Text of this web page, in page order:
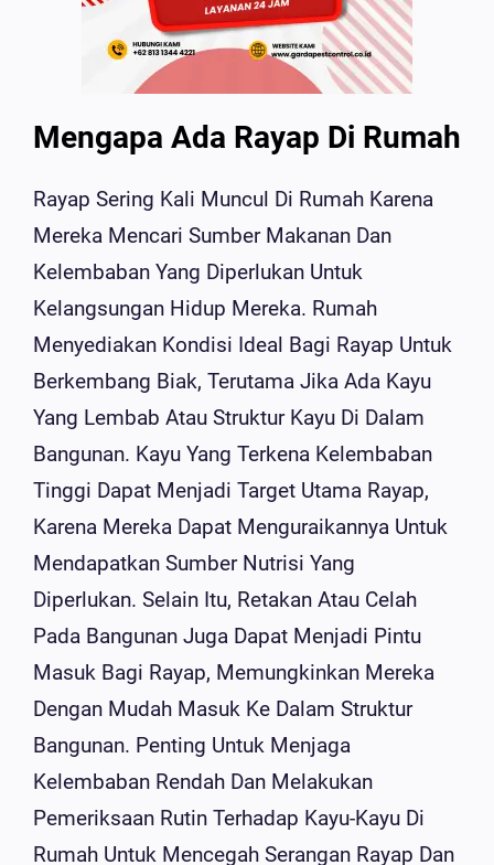
Mengapa Ada Rayap Di Rumah
Rayap Sering Kali Muncul Di Rumah Karena
Mereka Mencari Sumber Makanan Dan
Kelembaban Yang Diperlukan Untuk
Kelangsungan Hidup Mereka. Rumah
Menyediakan Kondisi Ideal Bagi Rayap Untuk
Berkembang Biak, Terutama Jika Ada Kayu
Yang Lembab Atau Struktur Kayu Di Dalam
Bangunan. Kayu Yang Terkena Kelembaban
Tinggi Dapat Menjadi Target Utama Rayap,
Karena Mereka Dapat Menguraikannya Untuk
Mendapatkan Sumber Nutrisi Yang
Diperlukan. Selain Itu, Retakan Atau Celah
Pada Bangunan Juga Dapat Menjadi Pintu
Masuk Bagi Rayap, Memungkinkan Mereka
Dengan Mudah Masuk Ke Dalam Struktur
Bangunan. Penting Untuk Menjaga
Kelembaban Rendah Dan Melakukan
Pemeriksaan Rutin Terhadap Kayu-Kayu Di
Rumah Untuk Mencegah Serangan Rayap Dan